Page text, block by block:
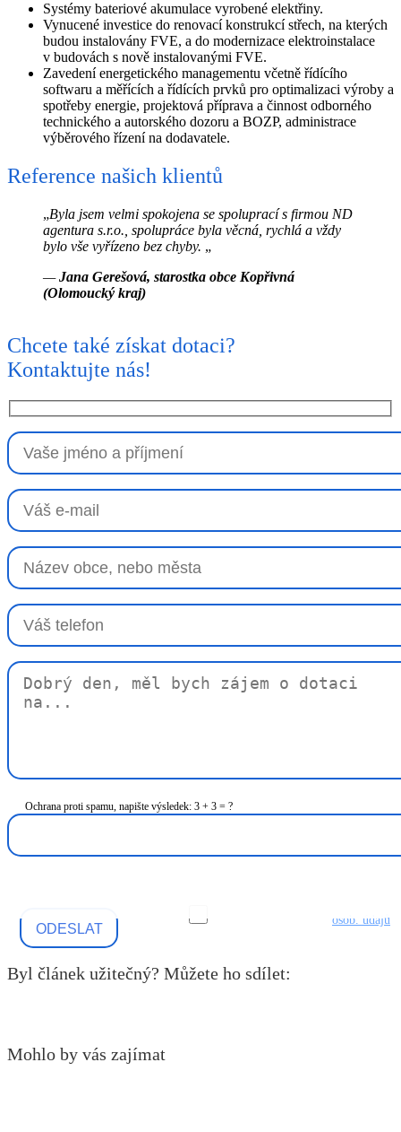
Systémy bateriové akumulace vyrobené elektřiny.
Vynucené investice do renovací konstrukcí střech, na kterých
budou instalovány FVE, a do modernizace elektroinstalace
v budovách s nově instalovanými FVE.
Zavedení energetického managementu včetně řídícího
softwaru a měřících a řídících prvků pro optimalizaci výroby a
spotřeby energie, projektová příprava a činnost odborného
technického a autorského dozoru a BOZP, administrace
výběrového řízení na dodavatele.
Reference našich klientů
„Byla jsem velmi spokojena se spoluprací s firmou ND
agentura s.r.o., spolupráce byla věcná, rychlá a vždy
bylo vše vyřízeno bez chyby. „
—Jana Gerešová, starostka obce Kopřivná
(Olomoucký kraj)
Chcete také získat dotaci?
Kontaktujte nás!
Ochrana proti spamu, napište výsledek: 3 + 3 = ?
osob. údajů
Byl článek užitečný? Můžete ho sdílet:
Mohlo by vás zajímat